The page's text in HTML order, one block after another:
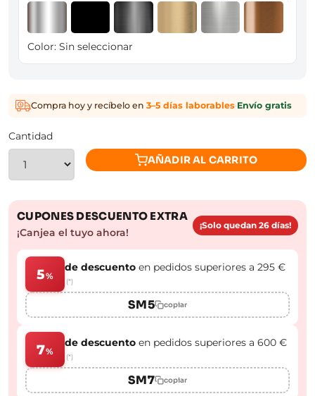
Color: Sin seleccionar
Compra hoy y recíbelo en 3–5 días laborables·Envío gratis
Cantidad
AÑADIR AL CARRITO
CUPONES DESCUENTO EXTRA
¡Canjea el tuyo ahora!
¡Solo quedan 26 días!
5%
de descuento en pedidos superiores a 295 €
(*)
SM5 copiar
7%
de descuento en pedidos superiores a 600 €
(*)
SM7 copiar